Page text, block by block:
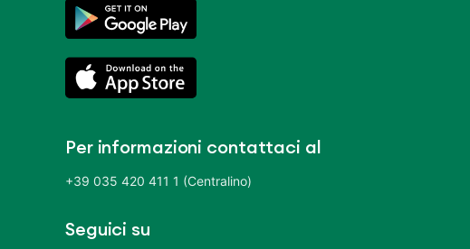
Per informazioni contattaci al
+39 035 420 411 1 (Centralino)
Seguici su